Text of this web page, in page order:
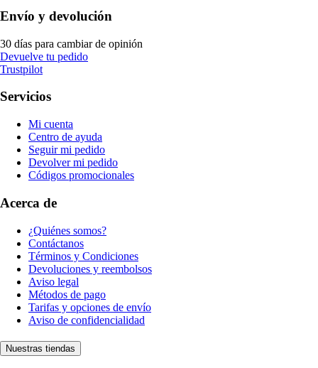
Envío y devolución
30 días para cambiar de opinión
Devuelve tu pedido
Trustpilot
Servicios
Mi cuenta
Centro de ayuda
Seguir mi pedido
Devolver mi pedido
Códigos promocionales
Acerca de
¿Quiénes somos?
Contáctanos
Términos y Condiciones
Devoluciones y reembolsos
Aviso legal
Métodos de pago
Tarifas y opciones de envío
Aviso de confidencialidad
Nuestras tiendas